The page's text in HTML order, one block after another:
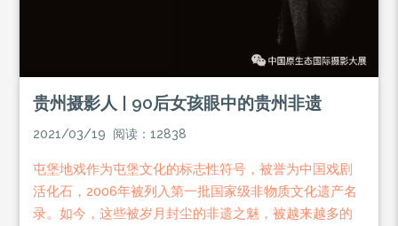
贵州摄影人 | 90后女孩眼中的贵州非遗
2021/03/19 阅读：12838
屯堡地戏作为屯堡文化的标志性符号，被誉为中国戏剧
活化石，2006年被列入第一批国家级非物质文化遗产名
录。如今，这些被岁月封尘的非遗之魅，被越来越多的